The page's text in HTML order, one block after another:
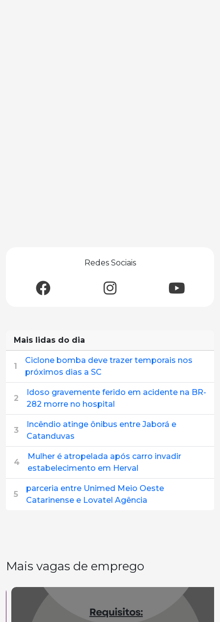
Redes Sociais
Mais lidas do dia
1
Ciclone bomba deve trazer temporais nos
próximos dias a SC
2
Idoso gravemente ferido em acidente na BR-
282 morre no hospital
3
Incêndio atinge ônibus entre Jaborá e
Catanduvas
4
Mulher é atropelada após carro invadir
estabelecimento em Herval
5
parceria entre Unimed Meio Oeste
Catarinense e Lovatel Agência
Mais vagas de emprego